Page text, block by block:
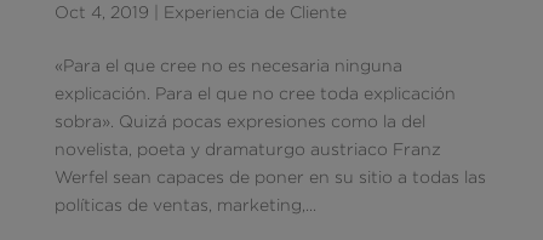
Oct 4, 2019 Experiencia de Cliente
«Para el que cree no es necesaria ninguna
explicación. Para el que no cree toda explicación
sobra». Quizá pocas expresiones como la del
novelista, poeta y dramaturgo austriaco Franz
Werfel sean capaces de poner en su sitio a todas las
políticas de ventas, marketing,...